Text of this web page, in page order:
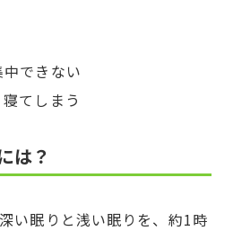
できない
てしまう
は？
い眠りと浅い眠りを、約1時